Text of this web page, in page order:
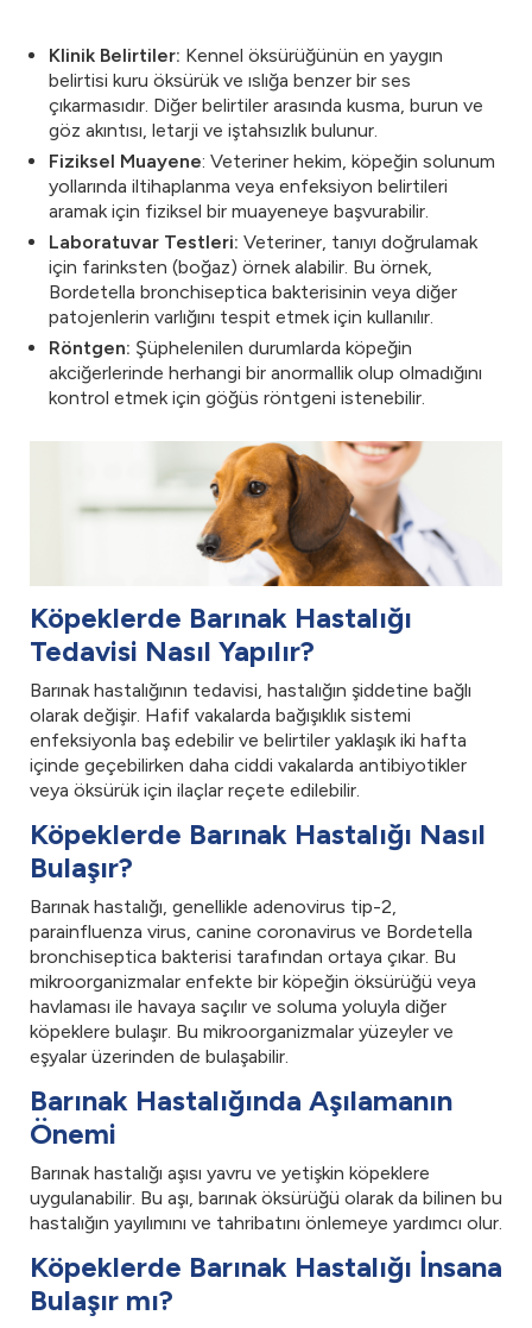
Klinik Belirtiler: Kennel öksürüğünün en yaygın
belirtisi kuru öksürük ve ıslığa benzer bir ses
çıkarmasıdır. Diğer belirtiler arasında kusma, burun ve
göz akıntısı, letarji ve iştahsızlık bulunur.
Fiziksel Muayene: Veteriner hekim, köpeğin solunum
yollarında iltihaplanma veya enfeksiyon belirtileri
aramak için fiziksel bir muayeneye başvurabilir.
Laboratuvar Testleri: Veteriner, tanıyı doğrulamak
için farinksten (boğaz) örnek alabilir. Bu örnek,
Bordetella bronchiseptica bakterisinin veya diğer
patojenlerin varlığını tespit etmek için kullanılır.
Röntgen: Şüphelenilen durumlarda köpeğin
akciğerlerinde herhangi bir anormallik olup olmadığını
kontrol etmek için göğüs röntgeni istenebilir.
Köpeklerde Barınak Hastalığı
Tedavisi Nasıl Yapılır?
Barınak hastalığının tedavisi, hastalığın şiddetine bağlı
olarak değişir. Hafif vakalarda bağışıklık sistemi
enfeksiyonla baş edebilir ve belirtiler yaklaşık iki hafta
içinde geçebilirken daha ciddi vakalarda antibiyotikler
veya öksürük için ilaçlar reçete edilebilir.
Köpeklerde Barınak Hastalığı Nasıl
Bulaşır?
Barınak hastalığı, genellikle adenovirus tip-2,
parainfluenza virus, canine coronavirus ve Bordetella
bronchiseptica bakterisi tarafından ortaya çıkar. Bu
mikroorganizmalar enfekte bir köpeğin öksürüğü veya
havlaması ile havaya saçılır ve soluma yoluyla diğer
köpeklere bulaşır. Bu mikroorganizmalar yüzeyler ve
eşyalar üzerinden de bulaşabilir.
Barınak Hastalığında Aşılamanın
Önemi
Barınak hastalığı aşısı yavru ve yetişkin köpeklere
uygulanabilir. Bu aşı, barınak öksürüğü olarak da bilinen bu
hastalığın yayılımını ve tahribatını önlemeye yardımcı olur.
Köpeklerde Barınak Hastalığı İnsana
Bulaşır mı?